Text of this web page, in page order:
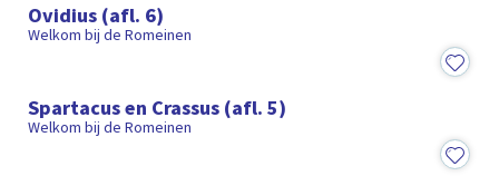
Ovidius (afl. 6)
Welkom bij de Romeinen
Spartacus en Crassus (afl. 5)
Welkom bij de Romeinen